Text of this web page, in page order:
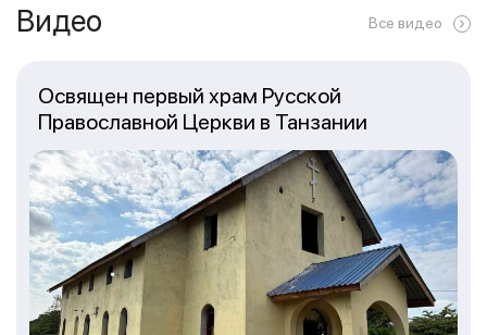
Видео Все видео
Освящен первый храм Русской
Православной Церкви в Танзании